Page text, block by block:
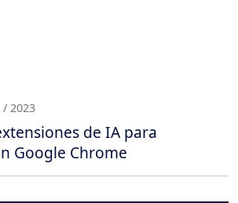
/ 2023
de IA para
Google Chrome